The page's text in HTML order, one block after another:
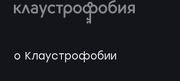
о Клаустрофобии